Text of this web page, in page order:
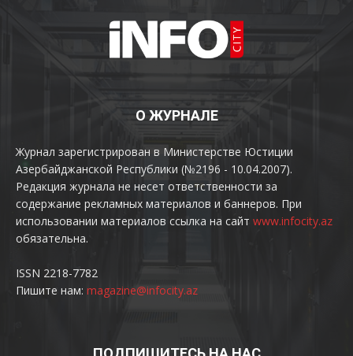
О ЖУРНАЛЕ
Журнал зарегистрирован в Министерстве Юстиции
Азербайджанской Республики (№2196 - 10.04.2007).
Редакция журнала не несет ответственности за
содержание рекламных материалов и баннеров. При
использовании материалов ссылка на сайт www.infocity.az
обязательна.
ISSN 2218-7782
Пишите нам: magazine@infocity.az